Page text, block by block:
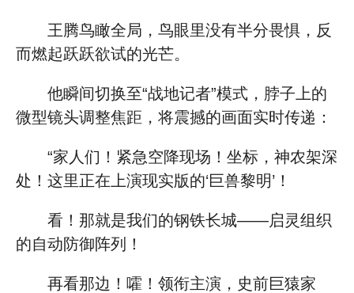
王腾鸟瞰全局，鸟眼里没有半分畏惧，反
而燃起跃跃欲试的光芒。
他瞬间切换至“战地记者”模式，脖子上的
微型镜头调整焦距，将震撼的画面实时传递：
“家人们！紧急空降现场！坐标，神农架深
处！这里正在上演现实版的‘巨兽黎明’！
看！那就是我们的钢铁长城——启灵组织
的自动防御阵列！
再看那边！嚯！领衔主演，史前巨猿家